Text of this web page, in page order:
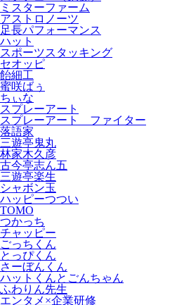
ミスターファーム
アストロノーツ
足長パフォーマンス
ハット
スポーツスタッキング
セオッピ
飴細工
蜜咲ばぅ
ちぃな
スプレーアート
スプレーアート ファイター
落語家
三遊亭鬼丸
林家木久彦
古今亭志ん五
三遊亭楽生
シャボン玉
ハッピーつつい
TOMO
つかっち
チャッピー
ごっちくん
とっぴくん
さーぼんくん
ハットくんとごんちゃん
ふわりん先生
エンタメ×企業研修